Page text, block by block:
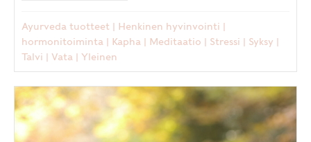
Ayurveda tuotteet | Henkinen hyvinvointi |
hormonitoiminta | Kapha | Meditaatio | Stressi | Syksy |
Talvi | Vata | Yleinen